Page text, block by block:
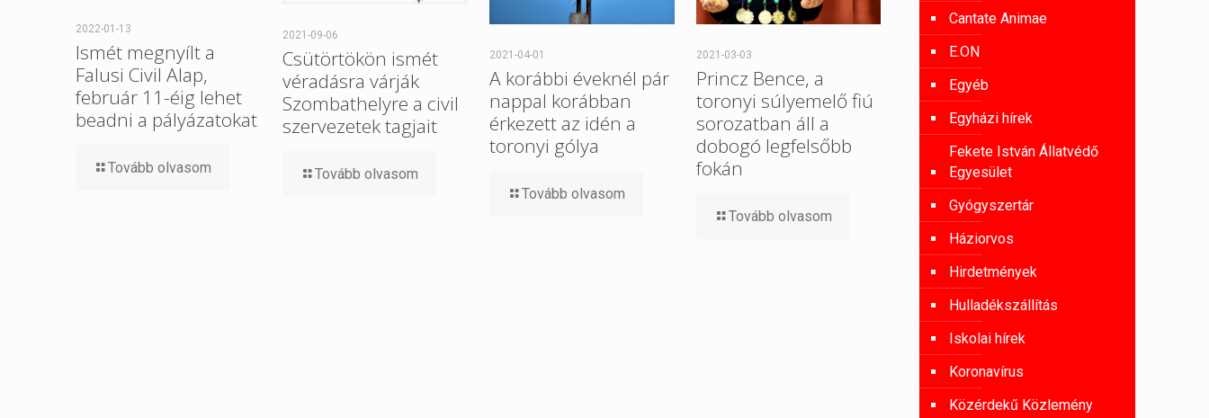
2022-01-13
Ismét megnyílt a
Falusi Civil Alap,
február 11-éig lehet
beadni a pályázatokat
Tovább olvasom
2021-09-06
Csütörtökön ismét
véradásra várják
Szombathelyre a civil
szervezetek tagjait
Tovább olvasom
2021-04-01
A korábbi éveknél pár
nappal korábban
érkezett az idén a
toronyi gólya
Tovább olvasom
2021-03-03
Princz Bence, a
toronyi súlyemelő fiú
sorozatban áll a
dobogó legfelsőbb
fokán
Tovább olvasom
Cantate Animae
E.ON
Egyéb
Egyházi hírek
Fekete István Állatvédő
Egyesület
Gyógyszertár
Háziorvos
Hirdetmények
Hulladékszállítás
Iskolai hírek
Koronavírus
Közérdekű Közlemény